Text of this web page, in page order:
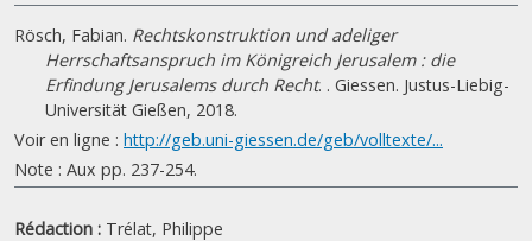
Rösch, Fabian. Rechtskonstruktion und adeliger
Herrschaftsanspruch im Königreich Jerusalem : die
Erfindung Jerusalems durch Recht. . Giessen. Justus-Liebig-
Universität Gießen, 2018.
Voir en ligne : http://geb.uni-giessen.de/geb/volltexte/...
Note : Aux pp. 237-254.
Rédaction : Trélat, Philippe